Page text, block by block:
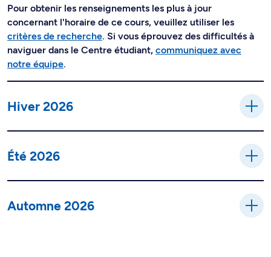
Pour obtenir les renseignements les plus à jour
concernant l'horaire de ce cours, veuillez utiliser les
critères de recherche. Si vous éprouvez des difficultés à
naviguer dans le Centre étudiant, communiquez avec
notre équipe.
Hiver 2026
Été 2026
Automne 2026